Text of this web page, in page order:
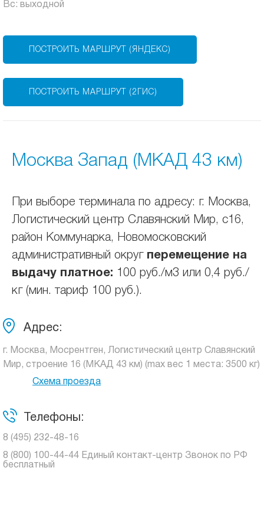
Вс: выходной
ПОСТРОИТЬ МАРШРУТ (ЯНДЕКС)
ПОСТРОИТЬ МАРШРУТ (2ГИС)
Москва Запад (МКАД 43 км)
При выборе терминала по адресу: г. Москва,
Логистический центр Славянский Мир, с16,
район Коммунарка, Новомосковский
административный округ перемещение на
выдачу платное: 100 руб./м3 или 0,4 руб./
кг (мин. тариф 100 руб.).
Адрес:
г. Москва, Мосрентген, Логистический центр Славянский
Мир, строение 16 (МКАД 43 км) (max вес 1 места: 3500 кг)
Схема проезда
Телефоны:
8 (495) 232-48-16
8 (800) 100-44-44 Единый контакт-центр Звонок по РФ
бесплатный